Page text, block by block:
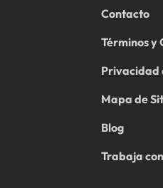
Contacto
Términos y
Privacidad
Mapa de
Blog
Trabaja